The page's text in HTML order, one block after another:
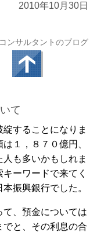
2010年10月30日
ンサルタントのブログ
て
することになりま
１，８７０億円、
も多いかもしれま
ーワードで来てく
振興銀行でした。
、預金については
と、その利息の合